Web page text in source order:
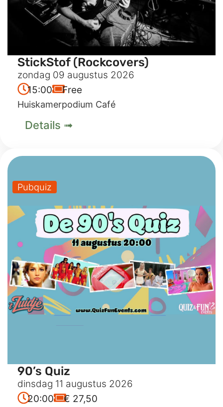
StickStof (Rockcovers)
zondag 09 augustus 2026
15:00
Free
Huiskamerpodium Café
Details ➟
Pubquiz
90’s Quiz
dinsdag 11 augustus 2026
20:00
€ 27,50